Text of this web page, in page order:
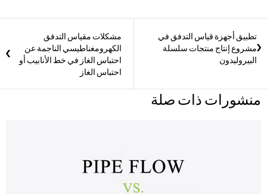
تطبيق أجهزة قياس التدفق في
مشروع إنتاج منتجات سلسلة
البيروليدون
مشكلات مقياس التدفق
الكهرومغناطيسي الناجمة عن
احتباس الغاز في خط الأنابيب أو
احتباس الغاز
منشورات ذات صلة